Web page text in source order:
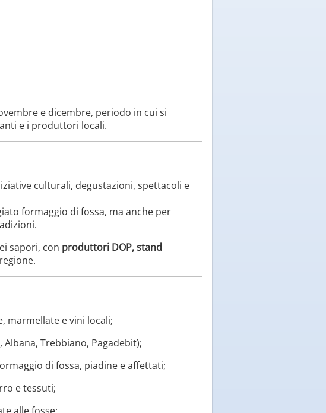
e dicembre, periodo in cui si
e i produttori locali.
culturali, degustazioni, spettacoli e
formaggio di fossa, ma anche per
sapori, con produttori DOP, stand
marmellate e vini locali;
Trebbiano, Pagadebit);
di fossa, piadine e affettati;
e tessuti;
alle fosse;